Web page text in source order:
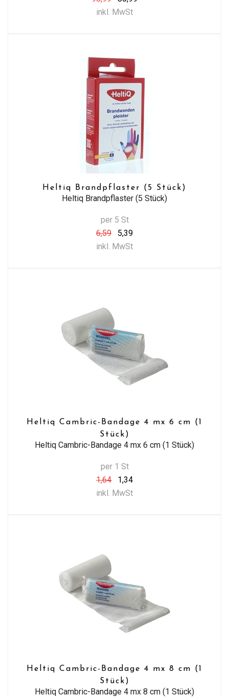
inkl. MwSt
Heltiq Brandpflaster (5 Stück)
Heltiq Brandpflaster (5 Stück)
per 5 St
6,59
5,39
inkl. MwSt
Heltiq Cambric-Bandage 4 mx 6 cm (1
Stück)
Heltiq Cambric-Bandage 4 mx 6 cm (1 Stück)
per 1 St
1,64
1,34
inkl. MwSt
Heltiq Cambric-Bandage 4 mx 8 cm (1
Stück)
Heltiq Cambric-Bandage 4 mx 8 cm (1 Stück)